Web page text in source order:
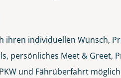
ihren individuellen Wunsch,
persönliches Meet & Greet,
und Fährüberfahrt